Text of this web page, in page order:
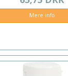
Mere info